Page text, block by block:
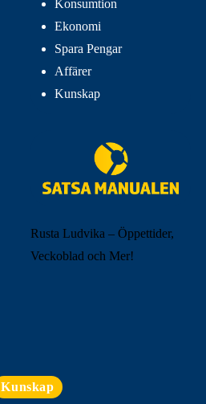
Konsumtion
Ekonomi
Spara Pengar
Affärer
Kunskap
Rusta Ludvika – Öppettider,
Veckoblad och Mer!
Kunskap